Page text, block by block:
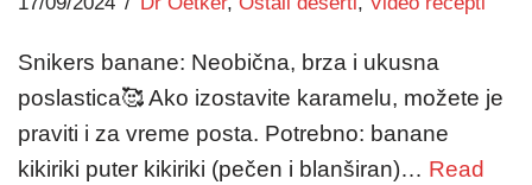
Snikers banane: Neobična, brza i ukusna
poslastica🥰 Ako izostavite karamelu, možete je
praviti i za vreme posta. Potrebno: banane
kikiriki puter kikiriki (pečen i blanširan)… Read